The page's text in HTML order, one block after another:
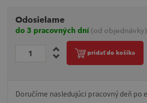
Odosielame
do 3 pracovných dní (od objednávky)
pridať do košíka
Doručíme nasledujúci pracovný deň po